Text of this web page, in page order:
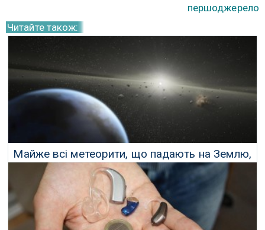
першоджерело
Читайте також:
Майже всі метеорити, що падають на Землю,
походять з трьох місць
25 Жовтня 2024 р.